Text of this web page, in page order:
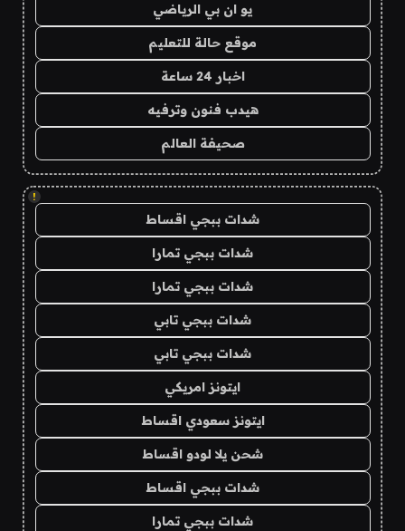
يو ان بي الرياضي
موقع حالة للتعليم
اخبار 24 ساعة
هيدب فنون وترفيه
صحيفة العالم
!
شدات ببجي اقساط
شدات ببجي تمارا
شدات ببجي تمارا
شدات ببجي تابي
شدات ببجي تابي
ايتونز امريكي
ايتونز سعودي اقساط
شحن يلا لودو اقساط
شدات ببجي اقساط
شدات ببجي تمارا